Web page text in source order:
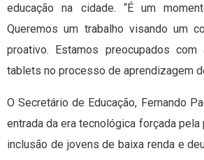
educação na cidade. “É um
Queremos um trabalho visando um
proativo. Estamos preocupados
tablets no processo de aprendizagem
O Secretário de Educação, Fernando
entrada da era tecnológica forçada pela
inclusão de jovens de baixa renda e